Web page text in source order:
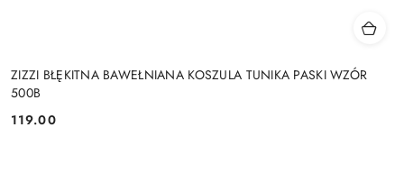
ZIZZI BŁĘKITNA BAWEŁNIANA KOSZULA TUNIKA PASKI WZÓR
500B
Cena:
119.00